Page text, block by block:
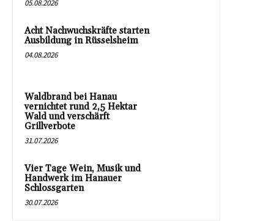
05.08.2026
Acht Nachwuchskräfte starten
Ausbildung in Rüsselsheim
04.08.2026
Waldbrand bei Hanau
vernichtet rund 2,5 Hektar
Wald und verschärft
Grillverbote
31.07.2026
Vier Tage Wein, Musik und
Handwerk im Hanauer
Schlossgarten
30.07.2026